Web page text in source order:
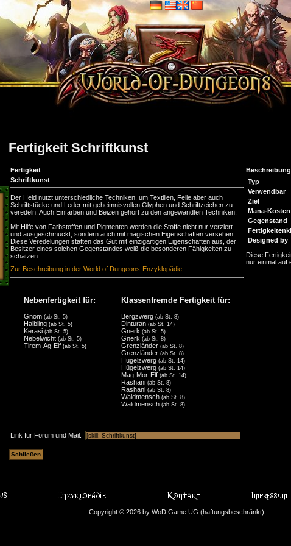
Fertigkeit Schriftkunst
Fertigkeit
Beschreibung
Schriftkunst
Der Held nutzt unterschiedliche Techniken, um Textilien, Felle aber auch
Schriftstücke und Leder mit geheimnisvollen Glyphen und Schriftzeichen zu
veredeln. Auch Einfärben und Beizen gehört zu den angewandten Techniken.
Mit Hilfe von Farbstoffen und Pigmenten werden die Stoffe nicht nur verziert
und ausgeschmückt, sondern auch mit magischen Eigenschaften versehen.
Diese Veredelungen statten das Gut mit einzigartigen Eigenschaften aus, der
Besitzer eines solchen Gegenstandes weiß die besonderen Fähigkeiten zu
schätzen.
Zur Beschreibung in der World of Dungeons-Enzyklopädie ...
Nebenfertigkeit für:
Gnom (ab St. 5)
Halbling (ab St. 5)
Kerasi (ab St. 5)
Nebelwicht (ab St. 5)
Tirem-Ag-Elf (ab St. 5)
Klassenfremde Fertigkeit für:
Bergzwerg (ab St. 8)
Dinturan (ab St. 14)
Gnerk (ab St. 5)
Gnerk (ab St. 8)
Grenzländer (ab St. 8)
Grenzländer (ab St. 8)
Hügelzwerg (ab St. 14)
Hügelzwerg (ab St. 14)
Mag-Mor-Elf (ab St. 14)
Rashani (ab St. 8)
Rashani (ab St. 8)
Waldmensch (ab St. 8)
Waldmensch (ab St. 8)
Typ
Verwendbar
Ziel
Mana-Kosten
Gegenstand
Designed by
Diese
nur einmal auf
Link für Forum und Mail:
Copyright © 2026 by WoD Game UG (haftungsbeschränkt)